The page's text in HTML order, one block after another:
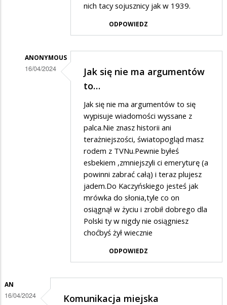
nich tacy sojusznicy jak w 1939.
ODPOWIEDZ
ANONYMOUS
16/04/2024
Wędrowniczek
Jak się nie ma argumentów
to…
Jak się nie ma argumentów to się
wypisuje wiadomości wyssane z
palca.Nie znasz historii ani
terażniejszości, światopogląd masz
rodem z TVNu.Pewnie byłeś
esbekiem ,zmniejszyli ci emeryturę (a
powinni zabrać całą) i teraz plujesz
jadem.Do Kaczyńskiego jesteś jak
mrówka do słonia,tyle co on
osiągnął w życiu i zrobił dobrego dla
Polski ty w nigdy nie osiągniesz
choćbyś żył wiecznie
ODPOWIEDZ
AN
16/04/2024 Komunikacja miejska